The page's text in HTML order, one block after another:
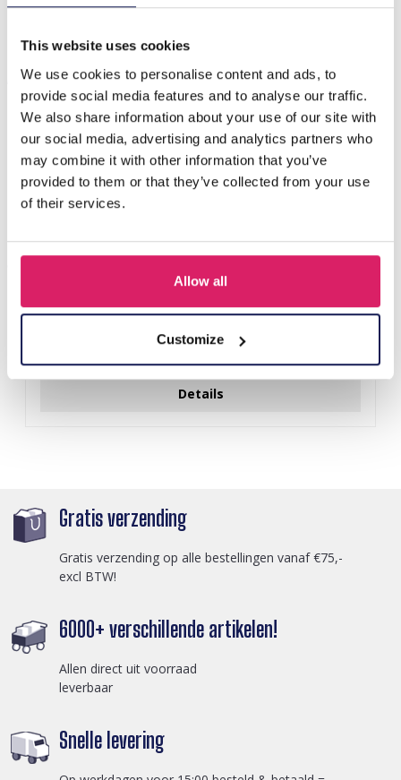
This website uses cookies
We use cookies to personalise content and ads, to
provide social media features and to analyse our traffic.
We also share information about your use of our site with
our social media, advertising and analytics partners who
may combine it with other information that you’ve
provided to them or that they’ve collected from your use
of their services.
Allow all
Customize
Anderen kochten ook
Z-E2.3 LED Foam Sticks -Multi Color 47x3.5cm
Details
Gratis verzending
Gratis verzending op alle bestellingen vanaf €75,-
excl BTW!
6000+ verschillende artikelen!
Allen direct uit voorraad
leverbaar
Snelle levering